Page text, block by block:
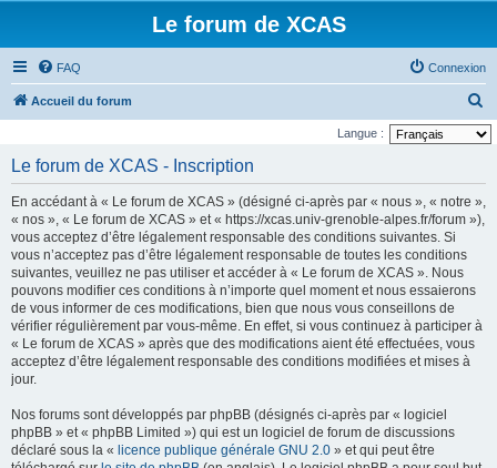
Le forum de XCAS
FAQ Connexion
Accueil du forum
e
e
Langue :
Le forum de XCAS - Inscription
En accédant à « Le forum de XCAS » (désigné ci-après par « nous », « notre »,
« nos », « Le forum de XCAS » et « https://xcas.univ-grenoble-alpes.fr/forum »),
vous acceptez d’être légalement responsable des conditions suivantes. Si
vous n’acceptez pas d’être légalement responsable de toutes les conditions
suivantes, veuillez ne pas utiliser et accéder à « Le forum de XCAS ». Nous
pouvons modifier ces conditions à n’importe quel moment et nous essaierons
de vous informer de ces modifications, bien que nous vous conseillons de
vérifier régulièrement par vous-même. En effet, si vous continuez à participer à
« Le forum de XCAS » après que des modifications aient été effectuées, vous
acceptez d’être légalement responsable des conditions modifiées et mises à
jour.
Nos forums sont développés par phpBB (désignés ci-après par « logiciel
phpBB » et « phpBB Limited ») qui est un logiciel de forum de discussions
déclaré sous la « licence publique générale GNU 2.0 » et qui peut être